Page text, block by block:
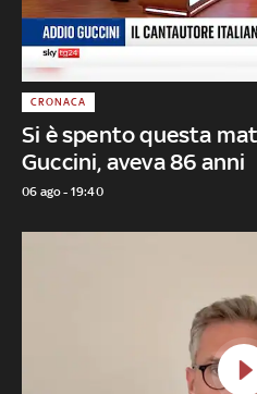
Si è spento questa
Guccini, aveva 86 anni
CRONACA
06 ago - 19:40